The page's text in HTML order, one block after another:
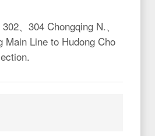
、304 Chongqing N.、
Main Line to Hudong Cho